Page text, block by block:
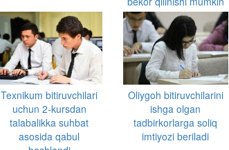
Texnikum bitiruvchilari
uchun 2-kursdan
talabalikka suhbat
asosida qabul
Oliygoh bitiruvchilarini
ishga olgan
tadbirkorlarga soliq
imtiyozi beriladi